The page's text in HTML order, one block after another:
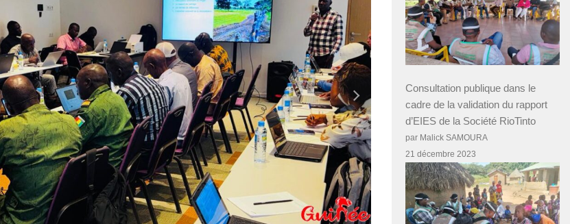
Consultation publique dans le
cadre de la validation du rapport
d’EIES de la Société RioTinto
par Malick SAMOURA
21 décembre 2023